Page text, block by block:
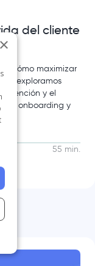
del cliente
cómo maximizar
exploramos
retención y el
de onboarding y
55 min.
×